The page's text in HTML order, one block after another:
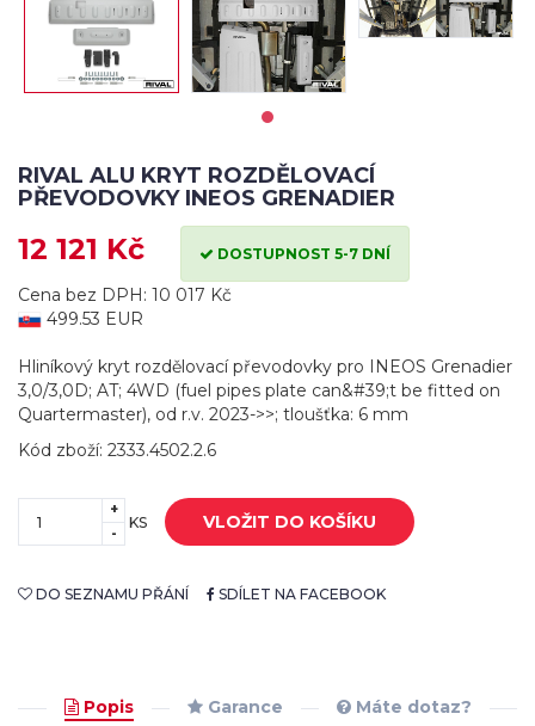
RIVAL ALU KRYT ROZDĚLOVACÍ
PŘEVODOVKY INEOS GRENADIER
12 121 Kč DOSTUPNOST 5-7 DNÍ
Cena bez DPH: 10 017 Kč
499.53 EUR
Hliníkový kryt rozdělovací převodovky pro INEOS Grenadier
3,0/3,0D; AT; 4WD (fuel pipes plate can&#39;t be fitted on
Quartermaster), od r.v. 2023->>; tloušťka: 6 mm
Kód zboží: 2333.4502.2.6
+
-
KS VLOŽIT DO KOŠÍKU
DO SEZNAMU PŘÁNÍ SDÍLET NA FACEBOOK
Popis Garance Máte dotaz?